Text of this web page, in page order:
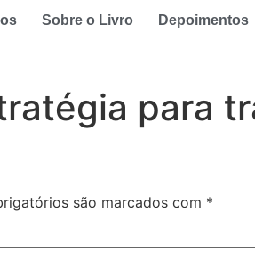
Sobre o Livro Depoimentos
para
são marcados com *